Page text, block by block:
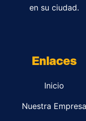
en su ciudad.
Enlaces
Inicio
Nuestra Empresa